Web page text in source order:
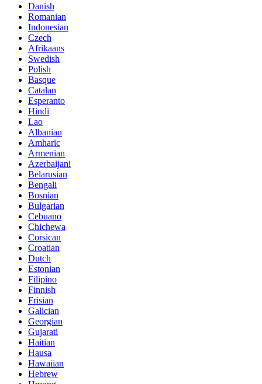
Danish
Romanian
Indonesian
Czech
Afrikaans
Swedish
Polish
Basque
Catalan
Esperanto
Hindi
Lao
Albanian
Amharic
Armenian
Azerbaijani
Belarusian
Bengali
Bosnian
Bulgarian
Cebuano
Chichewa
Corsican
Croatian
Dutch
Estonian
Filipino
Finnish
Frisian
Galician
Georgian
Gujarati
Haitian
Hausa
Hawaiian
Hebrew